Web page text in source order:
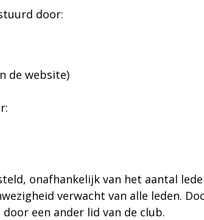
door:
de website)
onafhankelijk van het aantal
verwacht van alle leden.
een ander lid van de club.